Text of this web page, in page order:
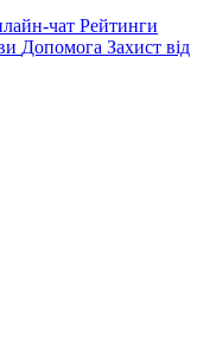
чат Рейтинги
Допомога Захист від